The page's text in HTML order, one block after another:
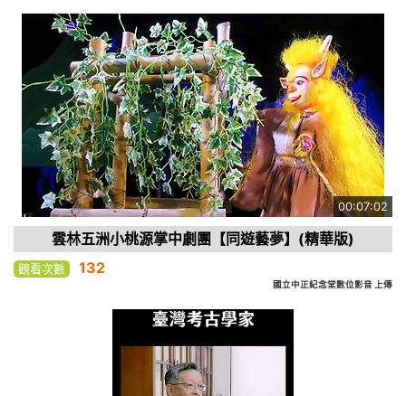
00:07:02
雲林五洲小桃源掌中劇團【同遊藝夢】(精華版)
觀看次數 132
國立中正紀念堂數位影音 上傳